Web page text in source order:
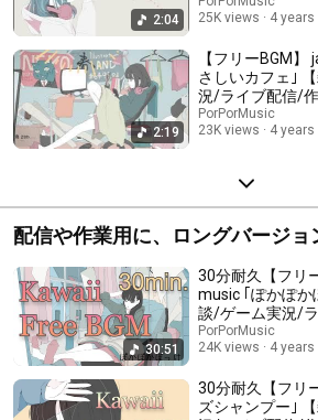
2:04
music
25K views
4 years
2:19
【フリーBGM】
さしいカフェ｣
況/ライブ配信/
り/ほのぼの/かわ
music
PorPorMusic
23K views
4 years
配信や作業用に、ロングバージョ
30:51
30分耐久【フリ
music ｢ぽかぽか
談/ゲーム実況/
用/明るい/ほの
PorPorMusic
24K views
4 years
30分耐久【フリ
ズシャンプー｣